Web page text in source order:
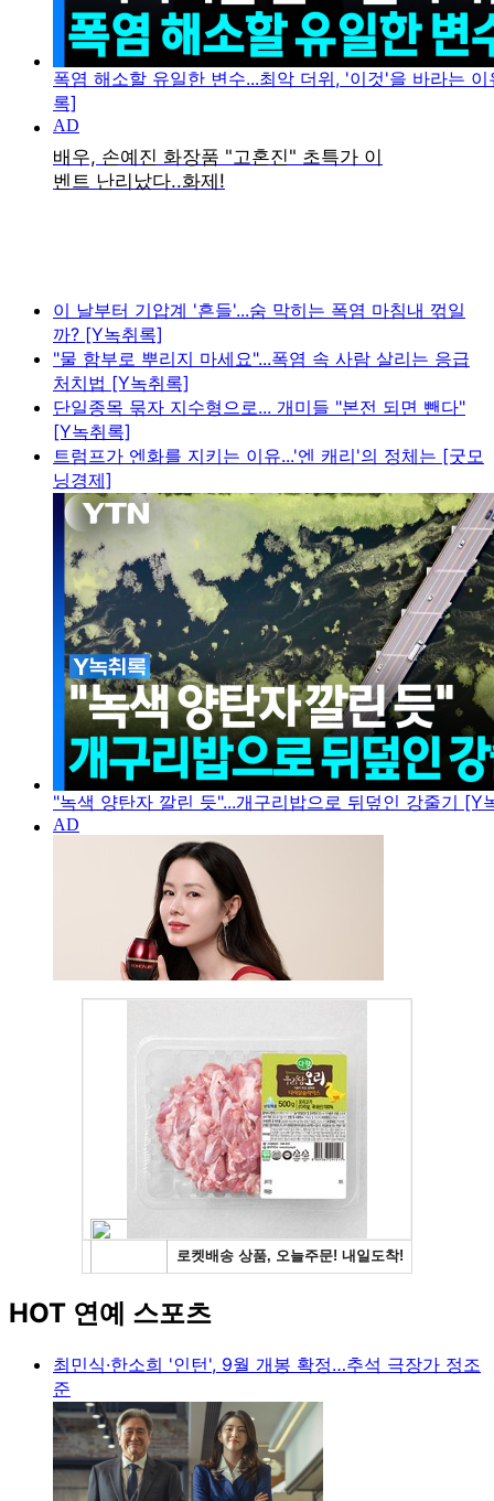
폭염 해소할 유일한 변수...최악 더위, '이것'을 바라는
록]
이 날부터 기압계 '흔들'...숨 막히는 폭염 마침내 꺾일
까? [Y녹취록]
"물 함부로 뿌리지 마세요"...폭염 속 사람 살리는 응급
처치법 [Y녹취록]
단일종목 묶자 지수형으로... 개미들 "본전 되면 뺀다"
[Y녹취록]
트럼프가 엔화를 지키는 이유...'엔 캐리'의 정체는 [굿모
닝경제]
"녹색 양탄자 깔린 듯"...개구리밥으로 뒤덮인 강줄기 [Y
HOT 연예 스포츠
최민식·한소희 '인턴', 9월 개봉 확정…추석 극장가 정조
준